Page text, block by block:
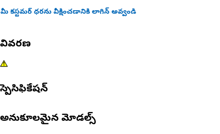
మీ కస్టమర్ ధరను వీక్షించడానికి లాగిన్ అవ్వండి
వివరణ
స్పెసిఫికేషన్
అనుకూలమైన మోడల్స్